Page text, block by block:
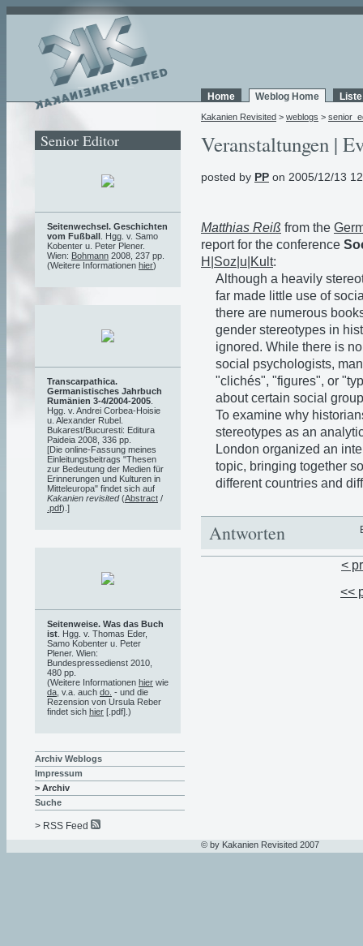
Home Weblog Home
Kakanien Revisited > weblogs >
Veranstaltungen |
posted by PP on 2005/12/13
Matthias Reiß from the
report for the conference
H|Soz|u|Kult:
Although a heavily
far made little use of
there are numerous
gender stereotypes in
ignored. While there is
social psychologists,
"clichés", "figures", or
about certain social
To examine why
stereotypes as an
London organized an
topic, bringing together
different countries and
Antworten
<
<<
Senior Editor
Seitenwechsel. Geschichten
vom Fußball . Hgg. v. Samo
Kobenter u. Peter Plener.
Wien: Bohmann 2008, 237 pp.
(Weitere Informationen hier)
Transcarpathica.
Germanistisches Jahrbuch
Rumänien 3-4/2004-2005
Hgg. v. Andrei Corbea-Hoisie
u. Alexander Rubel.
Bukarest/Bucuresti: Editura
Paideia 2008, 336 pp.
[Die online-Fassung meines
Einleitungsbeitrags "Thesen
zur Bedeutung der Medien für
Erinnerungen und Kulturen in
Mitteleuropa" findet sich auf
Kakanien revisited(Abstract /
.pdf).]
Seitenweise. Was das Buch
ist . Hgg. v. Thomas Eder,
Samo Kobenter u. Peter
Plener. Wien:
Bundespressedienst 2010,
480 pp.
(Weitere Informationen hier wie
da , v.a. auch do. - und die
Rezension von Ursula Reber
findet sich hier [.pdf].)
Archiv Weblogs
Impressum
> Archiv
Suche
> RSS Feed
© by Kakanien Revisited 2007